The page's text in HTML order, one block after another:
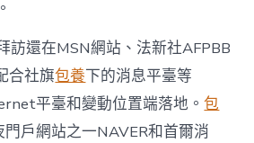
訪還在MSN網站、法新社AFPBB
合社旗包養下的消息平臺等
平臺和變動位置端落地。包
戶網站之一NAVER和首爾消